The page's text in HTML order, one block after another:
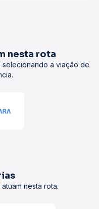
nesta rota
selecionando a viação de
nesta rota.